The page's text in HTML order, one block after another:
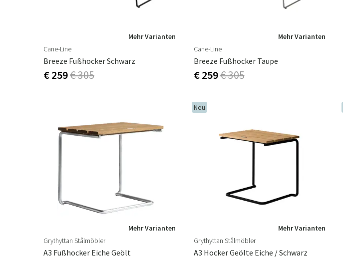
Mehr Varianten
Cane-Line
Breeze Fußhocker Schwarz
€ 259€ 305
Mehr Varianten
Cane-Line
Breeze Fußhocker Taupe
€ 259€ 305
Mehr Varianten
Grythyttan Stålmöbler
A3 Fußhocker Eiche Geölt
Neu
Mehr Varianten
Grythyttan Stålmöbler
A3 Hocker Geölte Eiche / Schwarz